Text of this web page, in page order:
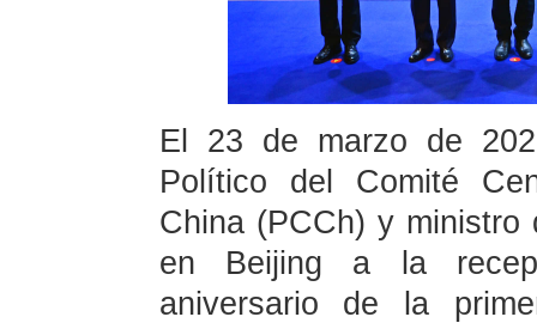
El 23 de marzo de
Político del Comité
China (PCCh) y ministro
en Beijing a la
aniversario de la